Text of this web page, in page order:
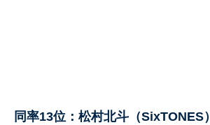
同率13位：松村北斗（SixTONES）